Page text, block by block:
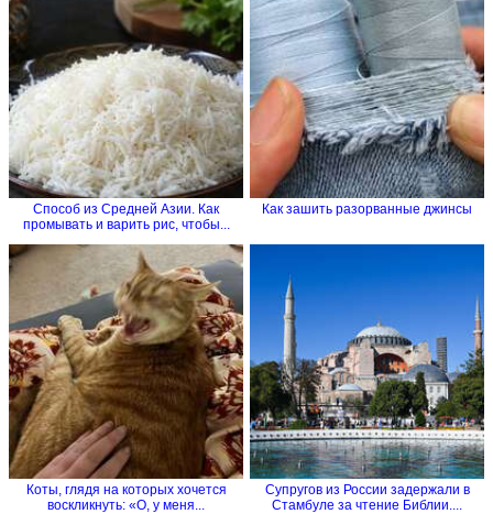
Способ из Средней Азии. Как
промывать и варить рис, чтобы...
Как зашить разорванные джинсы
Коты, глядя на которых хочется
воскликнуть: «О, у меня...
Супругов из России задержали в
Стамбуле за чтение Библии....